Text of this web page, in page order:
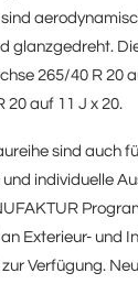
glanzgedreht.
265/40 R 20
20 auf 11 J x 20.
sind auch
und individuelle
Exterieur- und
Verfügung.